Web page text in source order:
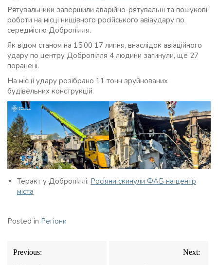
Рятувальники завершили аварійно-рятувальні та пошукові
роботи на місці нищівного російського авіаудару по
середмістю Добропілля.
Як відом станом на 15:00 17 липня, внаслідок авіаційного
удару по центру Добропілля 4 людини загинули, ще 27
поранені.
На місці удару розібрано 11 тонн зруйнованих
будівельних конструкцій.
Теракт у Добропіллі: Росіяни скинули ФАБ на центр
міста
Posted in Регіони
Навігація
записів
Previous: Next: